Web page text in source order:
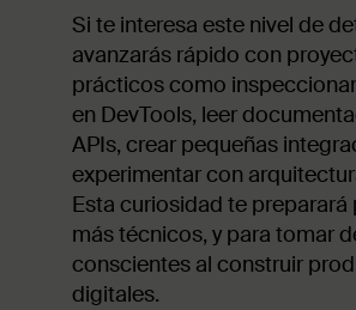
Si te interesa este nivel de
avanzarás rápido con
prácticos como
en DevTools, leer
APIs, crear pequeñas
experimentar con
Esta curiosidad te preparará
más técnicos, y para tomar
conscientes al construir
digitales.